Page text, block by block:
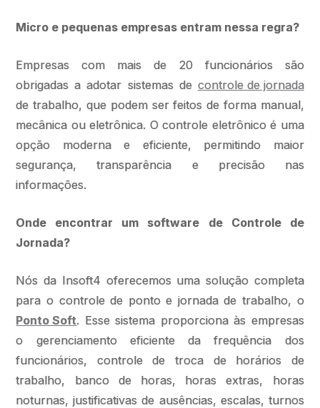
Micro e pequenas empresas entram nessa regra?
Empresas com mais de 20 funcionários são
obrigadas a adotar sistemas de controle de jornada
de trabalho, que podem ser feitos de forma manual,
mecânica ou eletrônica. O controle eletrônico é uma
opção moderna e eficiente, permitindo maior
segurança, transparência e precisão nas
informações.
Onde encontrar um software de Controle de
Jornada?
Nós da Insoft4 oferecemos uma solução completa
para o controle de ponto e jornada de trabalho, o
Ponto Soft. Esse sistema proporciona às empresas
o gerenciamento eficiente da frequência dos
funcionários, controle de troca de horários de
trabalho, banco de horas, horas extras, horas
noturnas, justificativas de ausências, escalas, turnos